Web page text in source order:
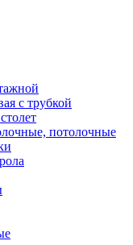
с трубкой
потолочные